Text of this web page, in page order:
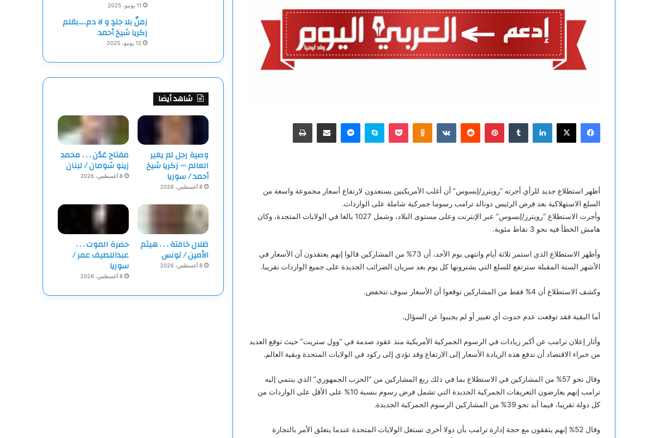
فيسبوك
‫X لينكدإن بينتيريست Odnoklassniki
‫Pocketسكايبماسنجرمشاركة عبر البريد طباعة
أظهر استطلاع جديد للرأي أجرته “رويترز/إبسوس” أن أغلب الأمريكيين يستعدون لارتفاع أسعار مجموعة واسعة من
السلع الاستهلاكية بعد فرض الرئيس دونالد ترامب رسوما جمركية شاملة على الواردات.
وأجرت الاستطلاع “رويترز/إبسوس” عبر الإنترنت وعلى مستوى البلاد، وشمل 1027 بالغا في الولايات المتحدة، وكان
هامش الخطأ فيه نحو 3 نقاط مئوية.
وأظهر الاستطلاع الذي استمر ثلاثة أيام وانتهى يوم الأحد، أن 73% من المشاركين قالوا إنهم يعتقدون أن الأسعار في
الأشهر الستة المقبلة سترتفع للسلع التي يشترونها كل يوم بعد سريان الضرائب الجديدة على جميع الواردات تقريبا.
وكشف الاستطلاع أن 4% فقط من المشاركين توقعوا أن الأسعار سوف تنخفض.
أما البقية فقد توقعت عدم حدوث أي تغيير أو لم يجيبوا عن السؤال.
وأثار إعلان ترامب عن أكبر زيادات في الرسوم الجمركية الأمريكية منذ عقود صدمة في “وول ستريت” حيث توقع العديد
من خبراء الاقتصاد أن تدفع هذه الزيادة الأسعار إلى الارتفاع وقد تؤدي إلى ركود في الولايات المتحدة وبقية العالم.
وقال نحو 57% من المشاركين في الاستطلاع بما في ذلك ربع المشاركين من “الحزب الجمهوري” الذي ينتمي إليه
ترامب إنهم يعارضون التعريفات الجمركية الجديدة التي تشمل فرض رسوم بنسبة 10% على الأقل على الواردات من
كل دولة تقريبا، فيما أيد نحو 39% من المشاركين الرسوم الجمركية الجديدة.
وقال 52% إنهم يتفقون مع حجة إدارة ترامب بأن دولا أخرى تستغل الولايات المتحدة عندما يتعلق الأمر بالتجارة
11 يونيو، 2025
زمنٌ بلا جلدٍ و لا دم…..بقلم
زكريا شيخ أحمد
12 يونيو، 2025
شاهد أيضا
وصية رجل لم يغير
العالم ••• زكريا شيخ
أحمد / سوريا
8 أغسطس، 2026
مفتاح عَدْن . . . محمد
زينو شومان / لبنان
8 أغسطس، 2026
ظلال خافتة . . . هيثم
الأمين / تونس
8 أغسطس، 2026
حضرة الموت . . .
عبداللطيف عمر /
سوريا
8 أغسطس، 2026